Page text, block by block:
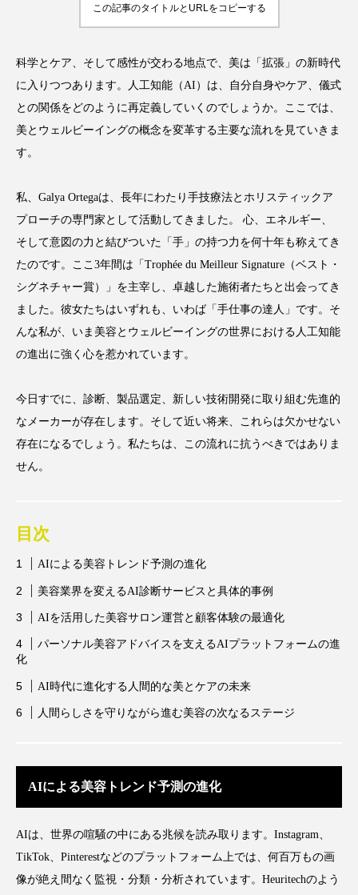
TAG LIST タグ一覧
AI B2B BeautyTech ChatGPT
Gemini Instagram SaaS SNS
アンチエイジング アンチソリチュード
インタビュー インナービューティー 冷え
インナービューティーアワード2025受賞商品
ウェアラブルデバイス ウェルネス
カウンセラー カウンセリング
クルエルティフリー
クローズアップ ケーススタディ
コネクテッド・ビューティ コミュニケーション
コルチゾール サステナビリティ
サステナブル美容 サプライチェーン
サロン経営 サロン連略
スカルプ クレンジング 頻度 スカルプケア
スキンケア スキンケア 習慣
この記事のタイトルとURLをコピーする
科学とケア、そして感性が交わる地点で、美は「拡張」の新時代
に入りつつあります。人工知能（AI）は、自分自身やケア、儀式
との関係をどのように再定義していくのでしょうか。ここでは、
美とウェルビーイングの概念を変革する主要な流れを見ていきま
す。
私、Galya Ortegaは、長年にわたり手技療法とホリスティックア
プローチの専門家として活動してきました。 心、エネルギー、
そして意図の力と結びついた「手」の持つ力を何十年も称えてき
たのです。ここ3年間は「Trophée du Meilleur Signature（ベスト・
シグネチャー賞）」を主宰し、卓越した施術者たちと出会ってき
ました。彼女たちはいずれも、いわば「手仕事の達人」です。そ
んな私が、いま美容とウェルビーイングの世界における人工知能
の進出に強く心を惹かれています。
今日すでに、診断、製品選定、新しい技術開発に取り組む先進的
なメーカーが存在します。そして近い将来、これらは欠かせない
存在になるでしょう。私たちは、この流れに抗うべきではありま
せん。
目次
AIによる美容トレンド予測の進化
美容業界を変えるAI診断サービスと具体的事例
AIを活用した美容サロン運営と顧客体験の最適化
パーソナル美容アドバイスを支えるAIプラットフォームの進
化
AI時代に進化する人間的な美とケアの未来
人間らしさを守りながら進む美容の次なるステージ
AIによる美容トレンド予測の進化
AIは、世界の喧騒の中にある兆候を読み取ります。Instagram、
TikTok、Pinterestなどのプラットフォーム上では、何百万もの画
像が絶え間なく監視・分類・分析されています。Heuritechのよう